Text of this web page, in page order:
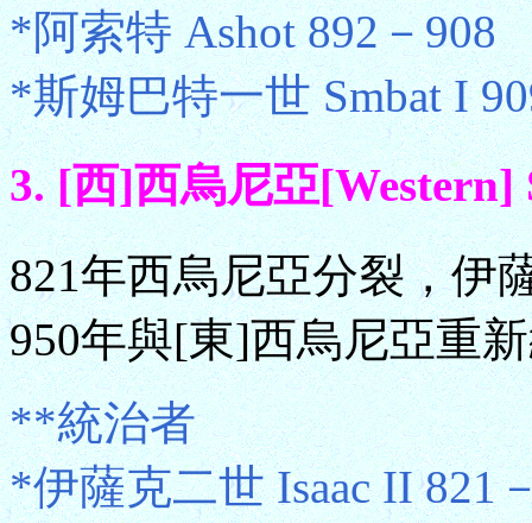
*阿索特 Ashot 892－908
*斯姆巴特一世 Smbat I
3. [西]西烏尼亞[Western]
821年西烏尼亞分裂，伊
950年與[東]西烏尼亞重
**統治者
*伊薩克二世 Isaac II 821